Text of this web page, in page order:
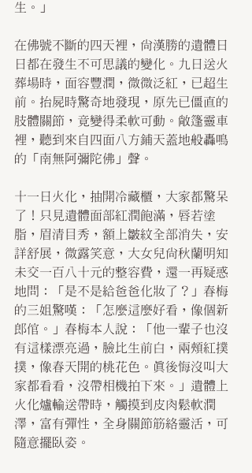
生。」
在佛號不斷的四天裡，尚漢勝的遺體日
日都在發生不可思議的變化。九日送火
葬場時，面容豐潤，微微泛紅，已超生
前。抬屍時驚奇地發現，原先已僵直的
肢體關節，竟變得柔軟可動。敞篷靈車
裡，聽到來自四面八方鋪天蓋地般轟鳴
的「南無阿彌陀佛」聲。
十一日火化，抽開冷藏櫃，大家都驚呆
了！只見遺體面部紅潤飽滿，唇若塗
脂，眉清目秀，額上皺紋全部消失，安
詳舒展，微露笑意，大女兒尚秋蘭明知
未交一百八十元的整容費，還一再疑惑
地問：「是不是給爸爸化妝了？」春梅
的三姐驚嘆：「怎麼這麼好看，像個新
郎倌。」春梅本人說：「他一輩子也沒
有這樣漂亮過，臉比生前白，兩頰紅撲
撲，像春天開的桃花色。真後悔沒叫大
家都看看，沒帶相機拍下來。」遺體上
火化爐輸送帶時，觸摸到皮肉鬆軟潤
澤，富有彈性，全身關節筋絡靈活，可
隨意擺臥姿。